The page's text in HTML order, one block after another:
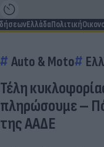
ΕλλάδαΠολιτική
Auto & Moto
Τέλη
πληρώσουμε –
της ΑΑΔΕ